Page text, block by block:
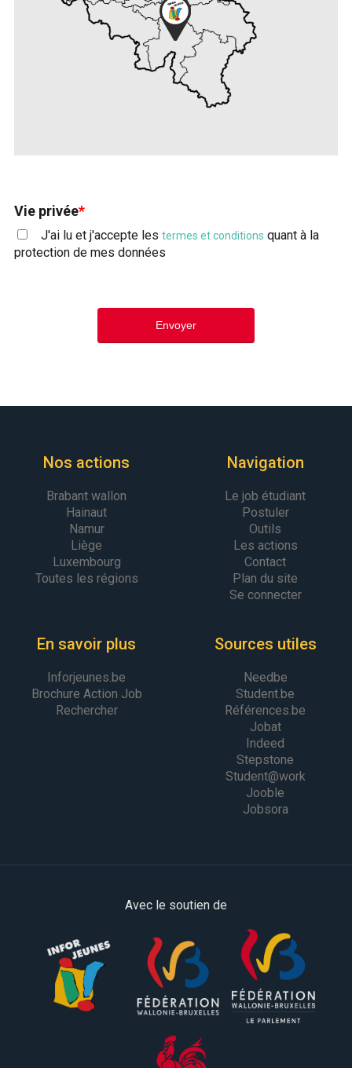
Vie privée*
J'ai lu et j'accepte les termes et conditions quant à la
protection de mes données
Nos actions
Brabant wallon
Hainaut
Namur
Liège
Luxembourg
Toutes les régions
Navigation
Le job étudiant
Postuler
Outils
Les actions
Contact
Plan du site
Se connecter
En savoir plus
Inforjeunes.be
Brochure Action Job
Rechercher
Sources utiles
Needbe
Student.be
Références.be
Jobat
Indeed
Stepstone
Student@work
Jooble
Jobsora
Avec le soutien de